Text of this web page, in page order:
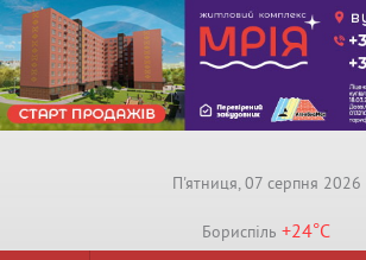
П'ятниця, 07 серпня 2026
Бориспiль +24°C